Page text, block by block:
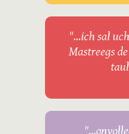
"...ich sal
Mastreegs